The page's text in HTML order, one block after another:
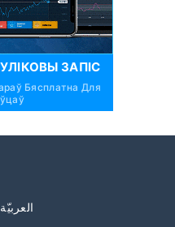
ЗАПІС
Бясплатна Для
العربيّة